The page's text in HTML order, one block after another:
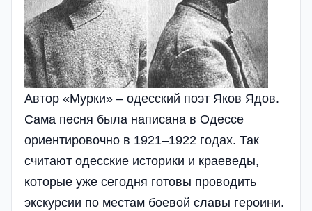
Автор «Мурки» – одесский поэт Яков Ядов.
Сама песня была написана в Одессе
ориентировочно в 1921–1922 годах. Так
считают одесские историки и краеведы,
которые уже сегодня готовы проводить
экскурсии по местам боевой славы героини.